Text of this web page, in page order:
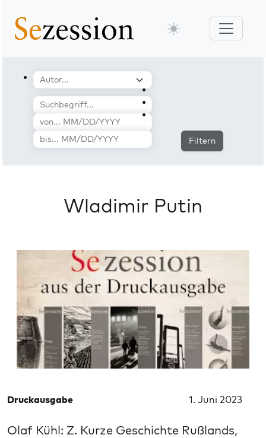
Filtern
Wladimir Putin
Druckausgabe 1. Juni 2023
Olaf Kühl: Z. Kurze Geschichte Rußlands,